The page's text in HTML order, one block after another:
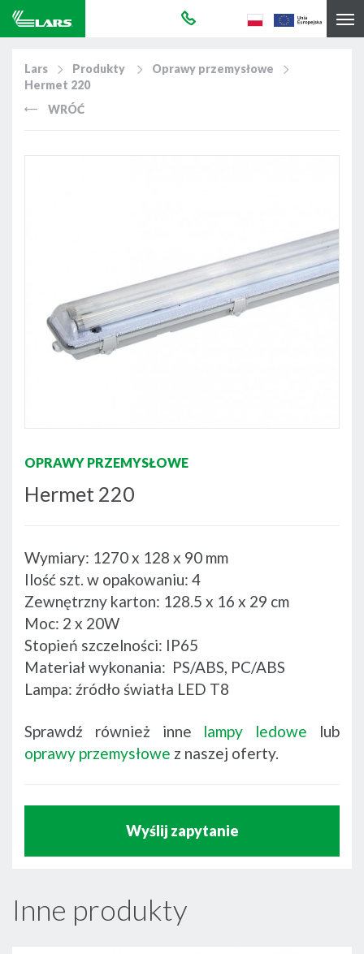
Lars Produkty
Oprawy przemysłowe
Hermet 220
WRÓĆ
OPRAWY PRZEMYSŁOWE
Hermet 220
Wymiary: 1270 x 128 x 90 mm
Ilość szt. w opakowaniu: 4
Zewnętrzny karton: 128.5 x 16 x 29 cm
Moc: 2 x 20W
Stopień szczelności: IP65
Materiał wykonania: PS/ABS, PC/ABS
Lampa: źródło światła LED T8
Sprawdź również inne lampy ledowe lub
oprawy przemysłowe z naszej oferty.
Wyślij zapytanie
Inne produkty